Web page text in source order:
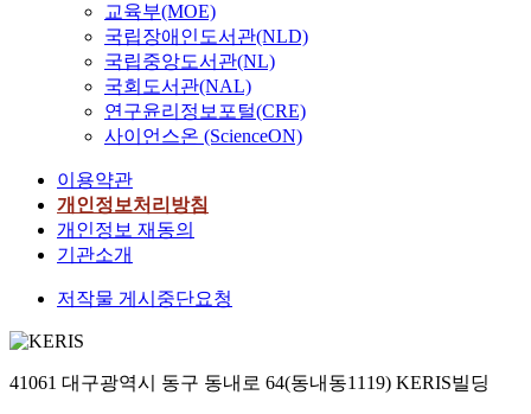
교육부(MOE)
국립장애인도서관(NLD)
국립중앙도서관(NL)
국회도서관(NAL)
연구윤리정보포털(CRE)
사이언스온 (ScienceON)
이용약관
개인정보처리방침
개인정보 재동의
기관소개
저작물 게시중단요청
41061 대구광역시 동구 동내로 64(동내동1119) KERIS빌딩